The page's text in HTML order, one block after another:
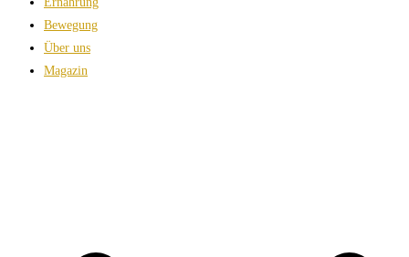
Bewegung
Über uns
Magazin